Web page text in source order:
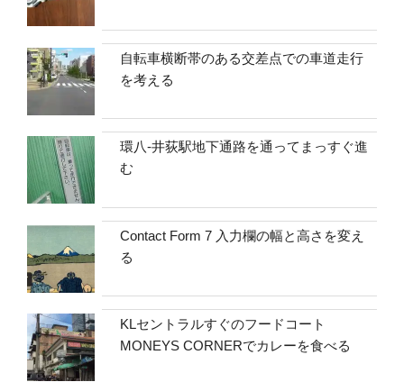
自転車横断帯のある交差点での車道走行
を考える
環八-井荻駅地下通路を通ってまっすぐ進
む
Contact Form 7 入力欄の幅と高さを変え
る
KLセントラルすぐのフードコート
MONEYS CORNERでカレーを食べる